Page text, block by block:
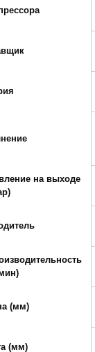
на выходе
(мм)
(мм)